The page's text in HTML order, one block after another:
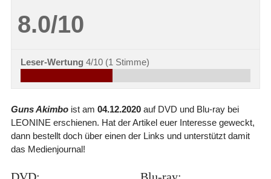
8.0/10
Leser-Wertung 4/10 (1 Stimme)
Guns Akimboist am 04.12.2020auf DVD und Blu-ray bei
LEONINE erschienen. Hat der Artikel euer Interesse geweckt,
dann bestellt doch über einen der Links und unterstützt damit
das Medienjournal!